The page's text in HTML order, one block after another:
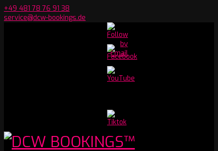
Skip
to
+49 481 78 76 91 38
service@dcw-bookings.de
Youtube
Channel